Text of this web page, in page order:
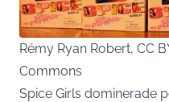
Rémy Ryan Robert, CC
Commons
Spice Girls dominerade